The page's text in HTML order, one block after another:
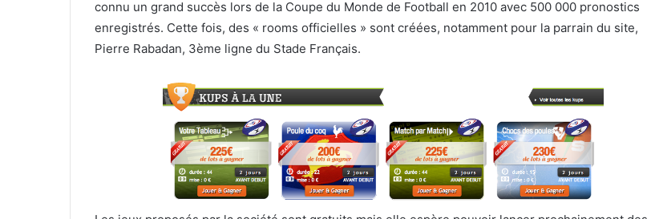
connu un grand succès lors de la Coupe du Monde de Football en 2010 avec 500 000 pronostics
enregistrés. Cette fois, des « rooms officielles » sont créées, notamment pour la parrain du site,
Pierre Rabadan, 3ème ligne du Stade Français.